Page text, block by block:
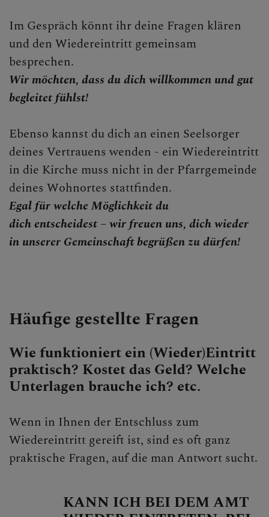
Im Gespräch könnt ihr deine Fragen klären
und den Wiedereintritt gemeinsam
besprechen.
Wir möchten, dass du dich willkommen und gut
begleitet fühlst!
Ebenso kannst du dich an einen Seelsorger
deines Vertrauens wenden - ein Wiedereintritt
in die Kirche muss nicht in der Pfarrgemeinde
deines Wohnortes stattfinden.
Egal für welche Möglichkeit du
dich entscheidest – wir freuen uns, dich wieder
in unserer Gemeinschaft begrüßen zu dürfen!
Häufige gestellte Fragen
Wie funktioniert ein (Wieder)Eintritt
praktisch? Kostet das Geld? Welche
Unterlagen brauche ich? etc.
Wenn in Ihnen der Entschluss zum
Wiedereintritt gereift ist, sind es oft ganz
praktische Fragen, auf die man Antwort sucht.
KANN ICH BEI DEM AMT